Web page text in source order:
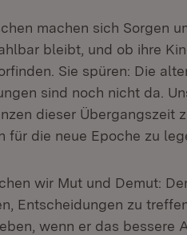
machen sich Sorgen
bleibt, und ob ihre
Sie spüren: Die
sind noch nicht da.
dieser Übergangszeit
für die neue Epoche zu
wir Mut und Demut:
Entscheidungen zu
wenn er das bessere